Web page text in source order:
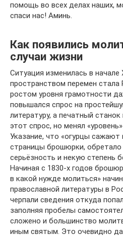
помощь во всех делах наших,
спаси нас! Аминь.
Как появились
случаи жизни
Ситуация изменилась в начале
пространством перемен стала
ростом уровня грамотности
повышался спрос на
литературу, а печатный
этот спрос, но менял
Указание, что «огурцы сажают
страницы брошюрки, обретало
серьёзность и некую степень
Начиная с 1830-х годов
в какой нужде молиться»
православной литературы в
черпали сведения откуда
заполняя пробелы
сложено и большинство
иным святым. Это очевидно